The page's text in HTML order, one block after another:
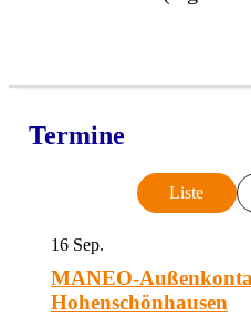
Termine
Liste
16 Sep.
MANEO-
Hohenschönhausen